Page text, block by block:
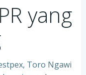
yang
Toro Ngawi